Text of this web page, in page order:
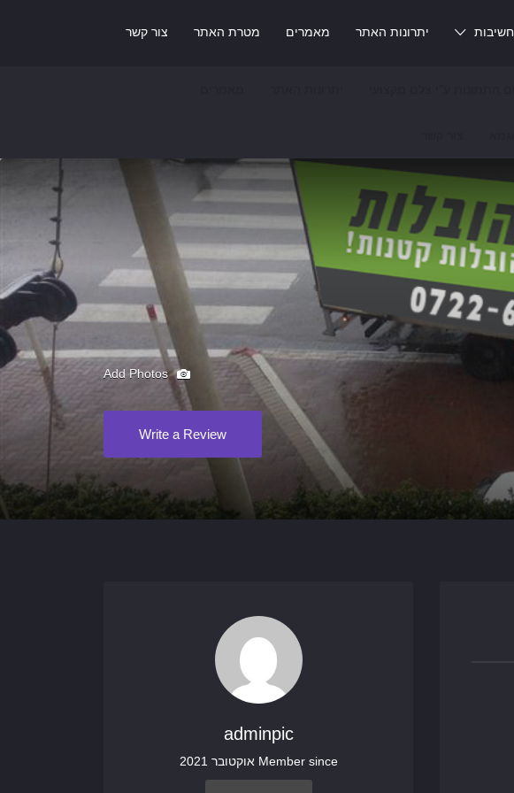
חשיבות יתרונות האתר מאמרים מטרת האתר צור קשר
Add Photos
Write a Review
adminpic
Member since אוקטובר 2021